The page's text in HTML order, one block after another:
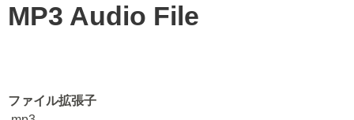
MP3 Audio File
ファイル拡張子